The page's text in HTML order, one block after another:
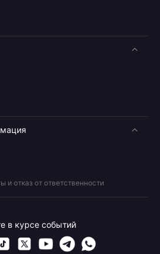
и отказ от ответственности
в курсе событий